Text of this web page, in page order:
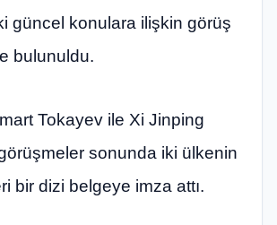
güncel konulara ilişkin görüş
bulunuldu.
Tokayev ile Xi Jinping
sonunda iki ülkenin
bir dizi belgeye imza attı.